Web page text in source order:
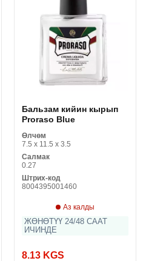
Бальзам кийин кырып
Proraso Blue
Өлчөм
7.5 x 11.5 x 3.5
Салмак
0.27
Штрих-код
8004395001460
Аз калды
ЖӨНӨТҮҮ 24/48 СААТ
ИЧИНДЕ
8.13 KGS